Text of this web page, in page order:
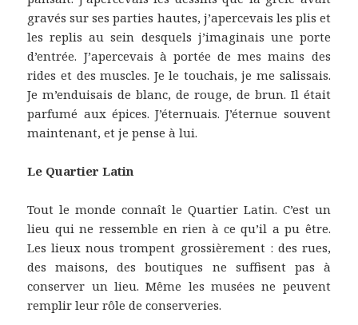
gravés sur ses parties hautes, j’apercevais les plis et
les replis au sein desquels j’imaginais une porte
d’entrée. J’apercevais à portée de mes mains des
rides et des muscles. Je le touchais, je me salissais.
Je m’enduisais de blanc, de rouge, de brun. Il était
parfumé aux épices. J’éternuais. J’éternue souvent
maintenant, et je pense à lui.
Le Quartier Latin
Tout le monde connaît le Quartier Latin. C’est un
lieu qui ne ressemble en rien à ce qu’il a pu être.
Les lieux nous trompent grossièrement : des rues,
des maisons, des boutiques ne suffisent pas à
conserver un lieu. Même les musées ne peuvent
remplir leur rôle de conserveries.